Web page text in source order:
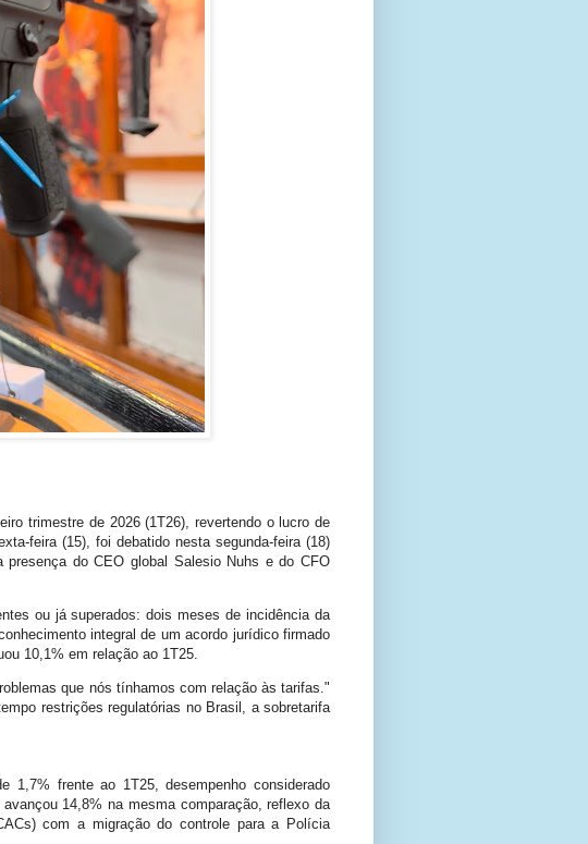
trimestre de 2026 (1T26), revertendo o lucro de
feira (15), foi debatido nesta segunda-feira (18)
do CEO global Salesio Nuhs e do CFO
ou já superados: dois meses de incidência da
integral de um acordo jurídico firmado
10,1% em relação ao 1T25.
que nós tínhamos com relação às tarifas."
restrições regulatórias no Brasil, a sobretarifa
1,7% frente ao 1T25, desempenho considerado
14,8% na mesma comparação, reflexo da
com a migração do controle para a Polícia